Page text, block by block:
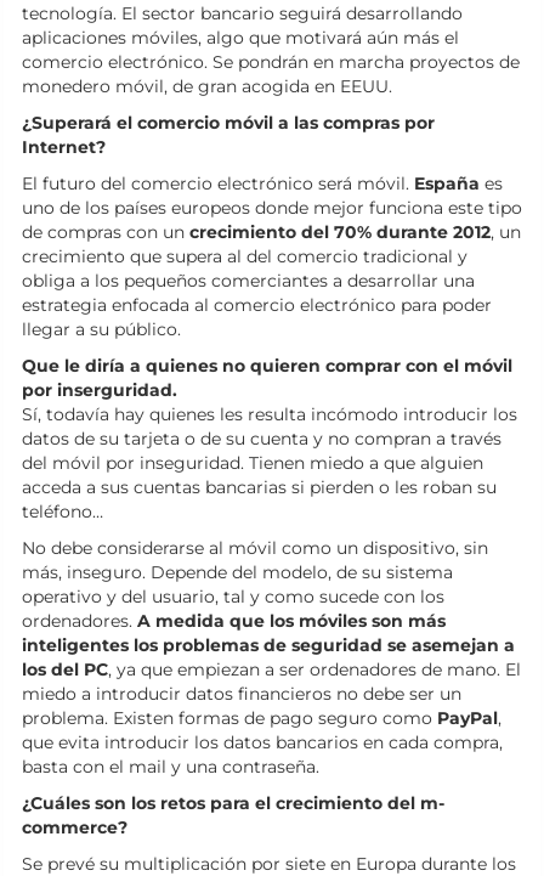
tecnología. El sector bancario seguirá desarrollando
aplicaciones móviles, algo que motivará aún más el
comercio electrónico. Se pondrán en marcha proyectos de
monedero móvil, de gran acogida en EEUU.
¿Superará el comercio móvil a las compras por
Internet?
El futuro del comercio electrónico será móvil. España es
uno de los países europeos donde mejor funciona este tipo
de compras con un crecimiento del 70% durante 2012, un
crecimiento que supera al del comercio tradicional y
obliga a los pequeños comerciantes a desarrollar una
estrategia enfocada al comercio electrónico para poder
llegar a su público.
Que le diría a quienes no quieren comprar con el móvil
por inserguridad.
Sí, todavía hay quienes les resulta incómodo introducir los
datos de su tarjeta o de su cuenta y no compran a través
del móvil por inseguridad. Tienen miedo a que alguien
acceda a sus cuentas bancarias si pierden o les roban su
teléfono…
No debe considerarse al móvil como un dispositivo, sin
más, inseguro. Depende del modelo, de su sistema
operativo y del usuario, tal y como sucede con los
ordenadores. A medida que los móviles son más
inteligentes los problemas de seguridad se asemejan a
los del PC, ya que empiezan a ser ordenadores de mano. El
miedo a introducir datos financieros no debe ser un
problema. Existen formas de pago seguro como PayPal,
que evita introducir los datos bancarios en cada compra,
basta con el mail y una contraseña.
¿Cuáles son los retos para el crecimiento del m-
commerce?
Se prevé su multiplicación por siete en Europa durante los